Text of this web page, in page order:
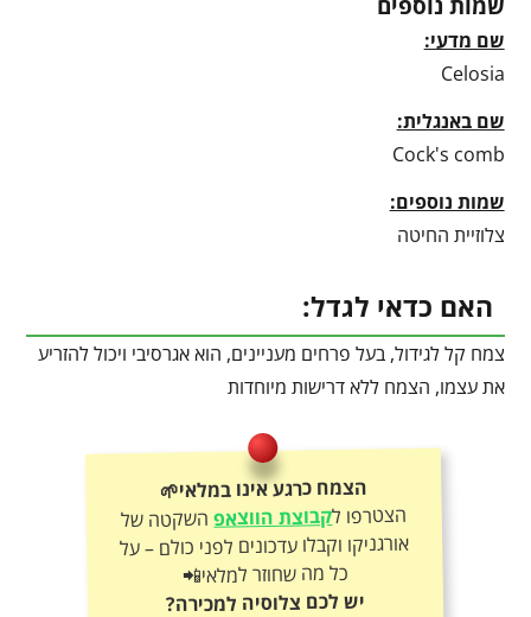
שם מדעי:
Celosia
שם באנגלית:
Cock's comb
שמות נוספים:
צלוזיית החיטה
האם כדאי לגדל:
צמח קל לגידול, בעל פרחים מעניינים, הוא אגרסיבי ויכול להזריע
את עצמו, הצמח ללא דרישות מיוחדות
הצמח כרגע אינו במלאי🌱
הצטרפו לקבוצת הווצאפהשקטה של
אורגניקו וקבלו עדכונים לפני כולם – על
כל מה שחוזר למלאי📲
יש לכם צלוסיה למכירה?